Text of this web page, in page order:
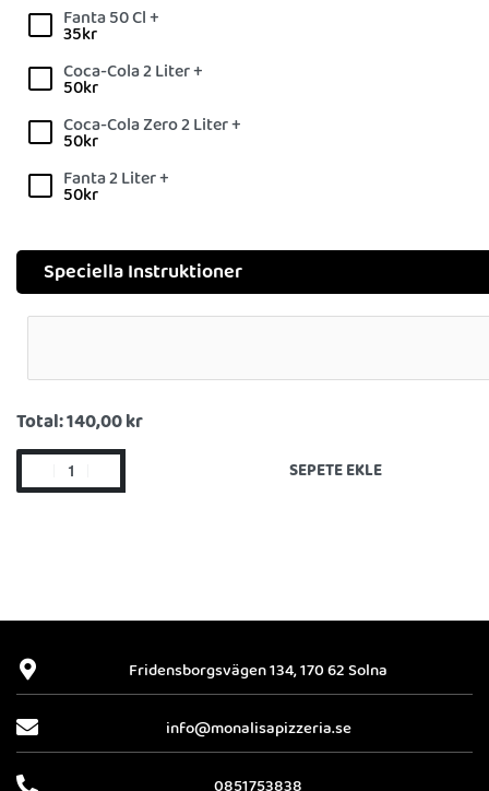
Fanta 50 Cl +
35kr
Coca-Cola 2 Liter +
50kr
Coca-Cola Zero 2 Liter +
50kr
Fanta 2 Liter +
50kr
Speciella Instruktioner
Total:140,00 kr
SEPETE EKLE
Fridensborgsvägen 134, 170 62 Solna
info@monalisapizzeria.se